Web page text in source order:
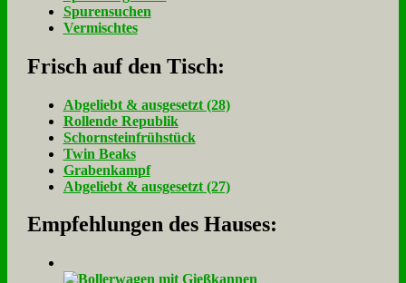
Spurensuchen
Vermischtes
Frisch auf den Tisch:
Ab­ge­liebt & aus­ge­setzt (28)
Rol­len­de Re­pu­blik
Schorn­stein­früh­stück
Twin Beaks
Gra­ben­kampf
Ab­ge­liebt & aus­ge­setzt (27)
Empfehlungen des Hauses: